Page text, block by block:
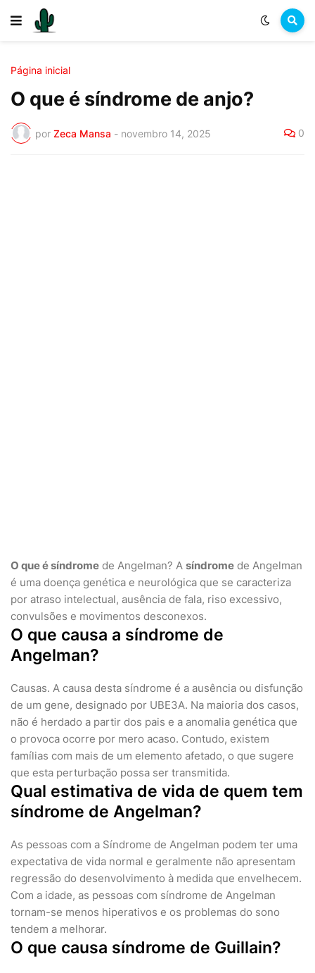
Página inicial
O que é síndrome de anjo?
por Zeca Mansa - novembro 14, 2025 0
O que é síndrome de Angelman? A síndrome de Angelman
é uma doença genética e neurológica que se caracteriza
por atraso intelectual, ausência de fala, riso excessivo,
convulsões e movimentos desconexos.
O que causa a síndrome de
Angelman?
Causas. A causa desta síndrome é a ausência ou disfunção
de um gene, designado por UBE3A. Na maioria dos casos,
não é herdado a partir dos pais e a anomalia genética que
o provoca ocorre por mero acaso. Contudo, existem
famílias com mais de um elemento afetado, o que sugere
que esta perturbação possa ser transmitida.
Qual estimativa de vida de quem tem
síndrome de Angelman?
As pessoas com a Síndrome de Angelman podem ter uma
expectativa de vida normal e geralmente não apresentam
regressão do desenvolvimento à medida que envelhecem.
Com a idade, as pessoas com síndrome de Angelman
tornam-se menos hiperativos e os problemas do sono
tendem a melhorar.
O que causa síndrome de Guillain?